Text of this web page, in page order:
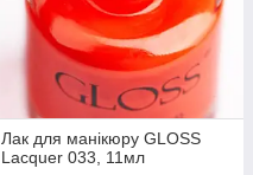
Лак для манікюру GLOSS
Lacquer 033, 11мл